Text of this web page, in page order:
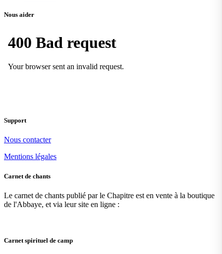
Nous aider
Support
Nous contacter
Mentions légales
Carnet de chants
Le carnet de chants publié par le Chapitre est en vente à la boutique
de l'Abbaye, et via leur site en ligne :
Carnet spirituel de camp